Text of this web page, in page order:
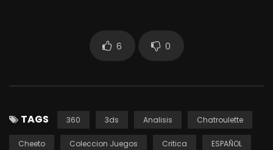
6 0
TAGS 360 3ds Analisis Chatroulette
Cheeto Coleccion Juegos Critica ESPAÑOL